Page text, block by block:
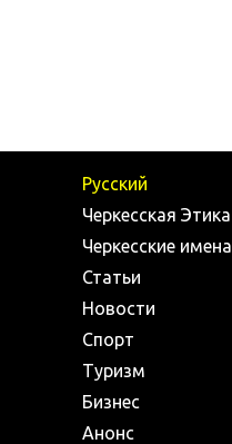
Русский
Черкесская Этика
Черкесские имена
Статьи
Новости
Спорт
Туризм
Бизнес
Анонс